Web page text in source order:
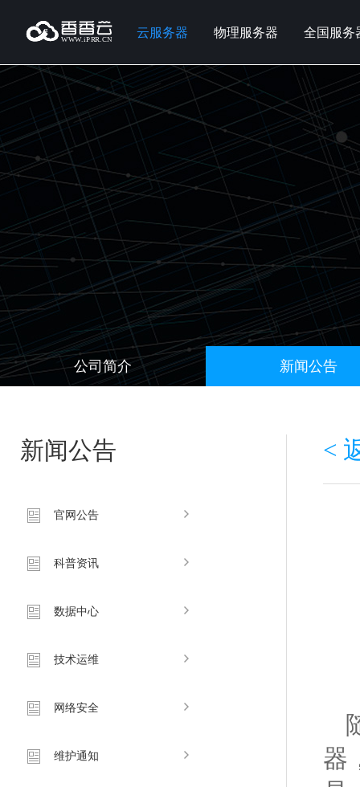
云服务器 物理服务器 全国服务
公司简介 新闻公告
新闻公告
官网公告
科普资讯
数据中心
技术运维
网络安全
维护通知
<
器